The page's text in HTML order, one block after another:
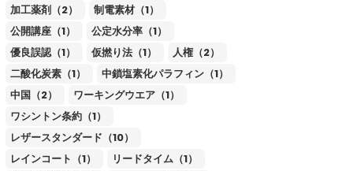
加工薬剤（2）
制電素材（1）
公開講座（1）
公定水分率（1）
優良誤認（1）
仮撚り法（1）
人権（2）
二酸化炭素（1）
中鎖塩素化パラフィン（1）
中国（2）
ワーキングウエア（1）
ワシントン条約（1）
レザースタンダード（10）
レインコート（1）
リードタイム（1）